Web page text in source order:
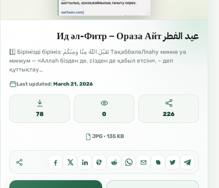
عيد الفطر Ид әл-Фитр – Ораза Айт
1️⃣ Бірімізді біріміз: تَقَبَّلَ اللَّهُ مِنَّا وَمِنْكُمْ ТақаббәләЛлаһу миннә уә
минкум — «Аллаһ бізден де, сізден де қабыл етсін», – деп
құттықтау…
Last updated:March 21, 2026
78 0 226
JPG · 135 KB